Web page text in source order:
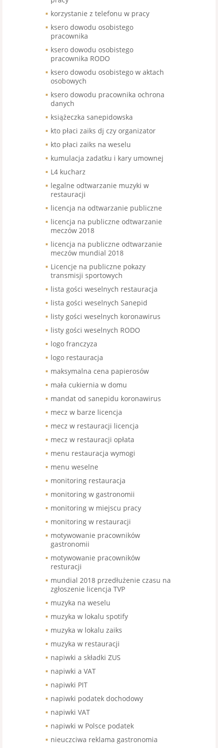
korzystanie z telefonu w pracy
ksero dowodu osobistego
pracownika
ksero dowodu osobistego
pracownika RODO
ksero dowodu osobistego w aktach
osobowych
ksero dowodu pracownika ochrona
danych
książeczka sanepidowska
kto płaci zaiks dj czy organizator
kto płaci zaiks na weselu
kumulacja zadatku i kary umownej
L4 kucharz
legalne odtwarzanie muzyki w
restauracji
licencja na odtwarzanie publiczne
licencja na publiczne odtwarzanie
meczów 2018
licencja na publiczne odtwarzanie
meczów mundial 2018
Licencje na publiczne pokazy
transmisji sportowych
lista gości weselnych restauracja
lista gości weselnych Sanepid
listy gości weselnych koronawirus
listy gości weselnych RODO
logo franczyza
logo restauracja
maksymalna cena papierosów
mała cukiernia w domu
mandat od sanepidu koronawirus
mecz w barze licencja
mecz w restauracji licencja
mecz w restauracji opłata
menu restauracja wymogi
menu weselne
monitoring restauracja
monitoring w gastronomii
monitoring w miejscu pracy
monitoring w restauracji
motywowanie pracowników
gastronomii
motywowanie pracowników
resturacji
mundial 2018 przedłużenie czasu na
zgłoszenie licencja TVP
muzyka na weselu
muzyka w lokalu spotify
muzyka w lokalu zaiks
muzyka w restauracji
napiwki a składki ZUS
napiwki a VAT
napiwki PIT
napiwki podatek dochodowy
napiwki VAT
napiwki w Polsce podatek
nieuczciwa reklama gastronomia